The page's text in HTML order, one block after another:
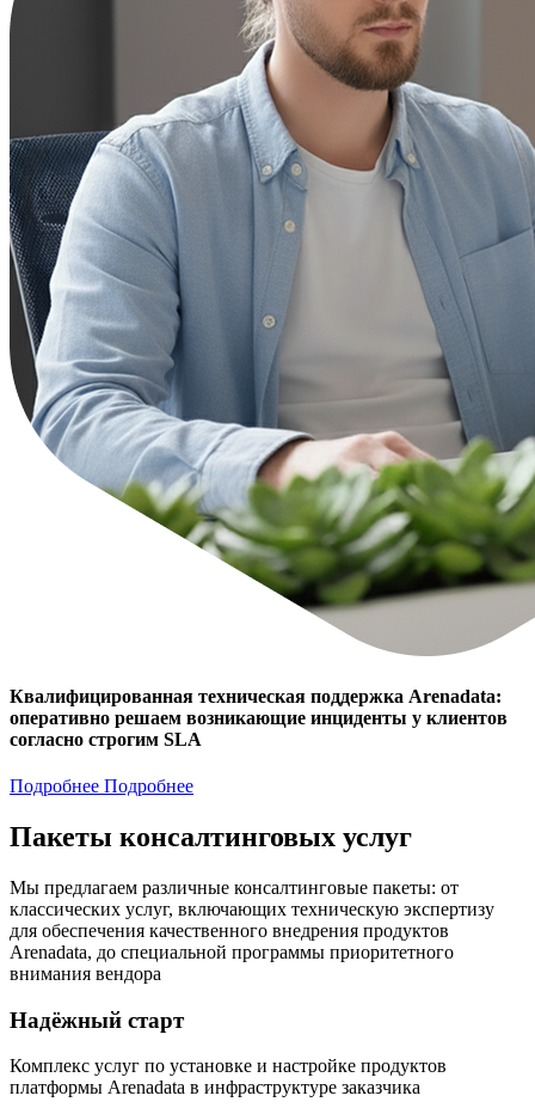
Квалифицированная техническая поддержка Arenadata:
оперативно решаем возникающие инциденты у клиентов
согласно строгим SLA
Подробнее Подробнее
Пакеты консалтинговых услуг
Мы предлагаем различные консалтинговые пакеты: от
классических услуг, включающих техническую экспертизу
для обеспечения качественного внедрения продуктов
Arenadata, до специальной программы приоритетного
внимания вендора
Надёжный старт
Комплекс услуг по установке и настройке продуктов
платформы Arenadata в инфраструктуре заказчика